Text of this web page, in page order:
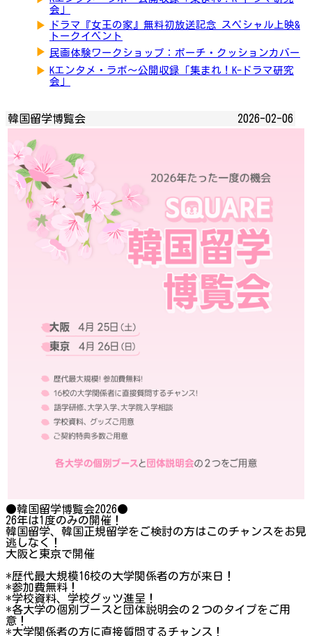
会」
▶
ドラマ『女王の家』無料初放送記念 スペシャル上映&
トークイベント
▶ 民画体験ワークショップ：ポーチ・クッションカバー
▶ Kエンタメ・ラボ～公開収録「集まれ！K-ドラマ研究
会」
韓国留学博覧会 2026-02-06
●韓国留学博覧会2026●
26年は1度のみの開催！
韓国留学、韓国正規留学をご検討の方はこのチャンスをお見
逃しなく！
大阪と東京で開催
*歴代最大規模16校の大学関係者の方が来日！
*参加費無料！
*学校資料、学校グッツ進呈！
*各大学の個別ブースと団体説明会の２つのタイプをご用
意！
*大学関係者の方に直接質問するチャンス！